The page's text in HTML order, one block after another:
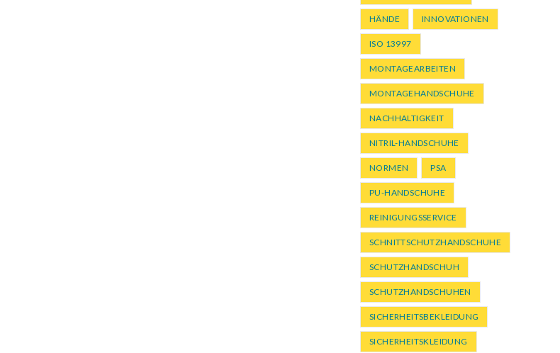
HÄNDE INNOVATIONEN
ISO 13997
MONTAGEARBEITEN
MONTAGEHANDSCHUHE
NACHHALTIGKEIT
NITRIL-HANDSCHUHE
NORMEN PSA
PU-HANDSCHUHE
REINIGUNGSSERVICE
SCHNITTSCHUTZHANDSCHUHE
SCHUTZHANDSCHUH
SCHUTZHANDSCHUHEN
SICHERHEITSBEKLEIDUNG
SICHERHEITSKLEIDUNG